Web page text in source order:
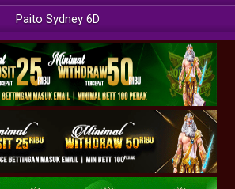
Paito Sydney 6D